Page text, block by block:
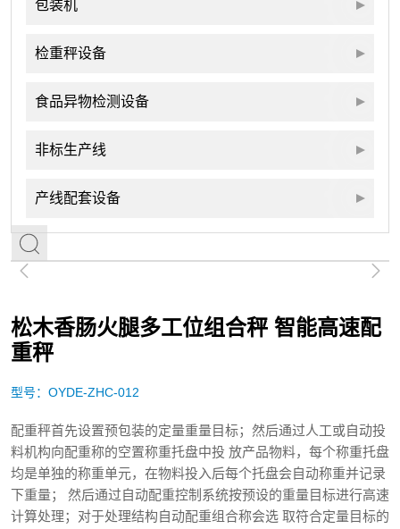
包装机
检重秤设备
食品异物检测设备
非标生产线
产线配套设备
松木香肠火腿多工位组合秤 智能高速配
重秤
型号：OYDE-ZHC-012
配重秤首先设置预包装的定量重量目标；然后通过人工或自动投
料机构向配重称的空置称重托盘中投 放产品物料，每个称重托盘
均是单独的称重单元，在物料投入后每个托盘会自动称重并记录
下重量； 然后通过自动配重控制系统按预设的重量目标进行高速
计算处理；对于处理结构自动配重组合称会选 取符合定量目标的